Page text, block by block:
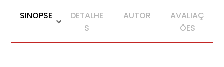
SINOPSE
DETALHE
S
AUTOR
AVALIAÇ
ÕES